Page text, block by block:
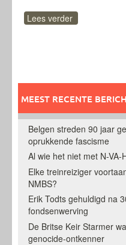
Lees verder
MEEST RECENTE
Belgen streden 90 jaar
oprukkende fascisme
Al wie het niet met N-VA-
Elke treinreiziger
NMBS?
Erik Todts gehuldigd na
fondsenwerving
De Britse Keir Starmer
genocide-ontkenner